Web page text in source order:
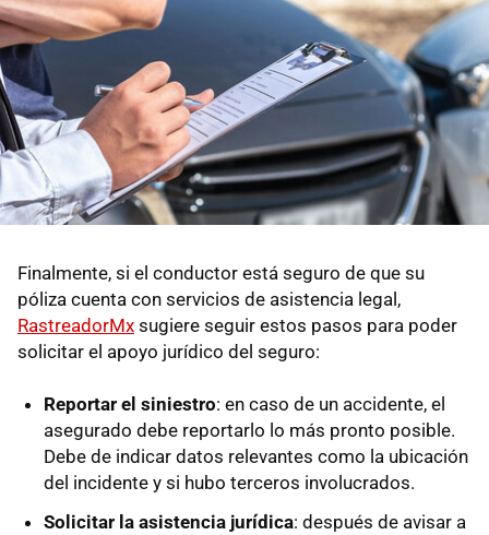
Finalmente, si el conductor está seguro de que su
póliza cuenta con servicios de asistencia legal,
RastreadorMx sugiere seguir estos pasos para poder
solicitar el apoyo jurídico del seguro:
Reportar el siniestro: en caso de un accidente, el
asegurado debe reportarlo lo más pronto posible.
Debe de indicar datos relevantes como la ubicación
del incidente y si hubo terceros involucrados.
Solicitar la asistencia jurídica: después de avisar a